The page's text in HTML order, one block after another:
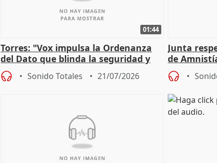
01:44
Torres: "Vox impulsa la Ordenanza
del Dato que blinda la seguridad y
los derechos ante al control"
Sonido Totales 21/07/2026
Junta
de
técnicas"